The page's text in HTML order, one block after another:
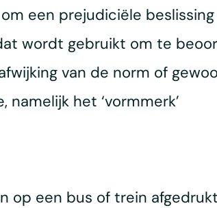
een ​​prejudiciële beslissing
wordt gebruikt om te
van de norm of
het ‘vormmerk’
op een bus of trein